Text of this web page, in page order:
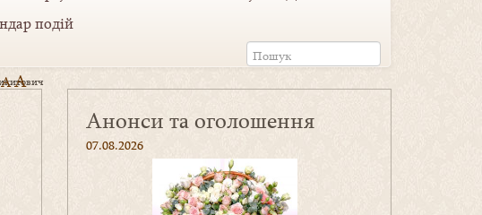
подій
AA
Анонси та оголошення
07.08.2026